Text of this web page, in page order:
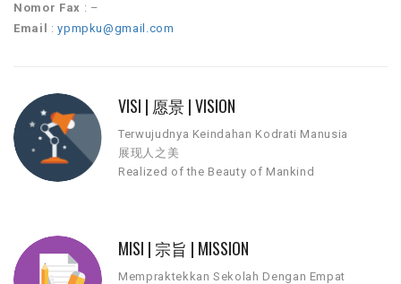
Nomor Fax : –
Email
:ypmpku@gmail.com
VISI | 愿景 | VISION
Terwujudnya Keindahan Kodrati Manusia
展现人之美
Realized of the Beauty of Mankind
MISI | 宗旨 | MISSION
Mempraktekkan Sekolah Dengan Empat